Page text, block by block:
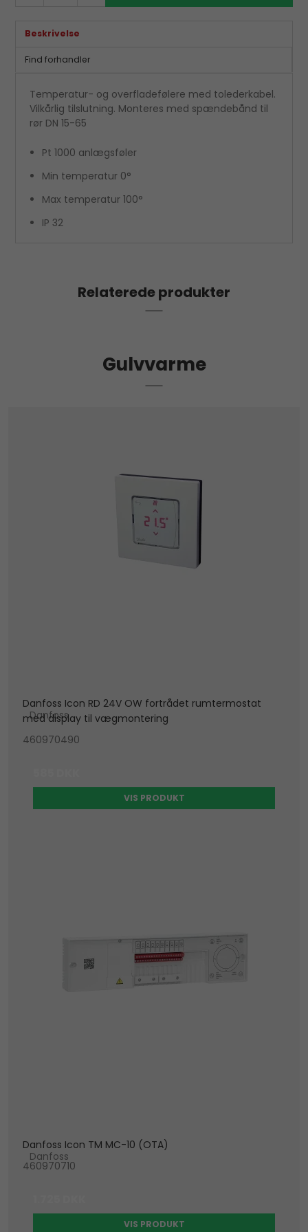
Beskrivelse
Find forhandler
Temperatur- og overfladefølere med tolederkabel.
Vilkårlig tilslutning. Monteres med spændebånd til
rør DN 15-65
Pt 1000 anlægsføler
Min temperatur 0°
Max temperatur 100°
IP 32
Relaterede produkter
Gulvvarme
Danfoss Icon RD 24V OW fortrådet rumtermostat
med display til vægmontering
Danfoss
460970490
VIS PRODUKT
Danfoss Icon TM MC-10 (OTA)
Danfoss
460970710
VIS PRODUKT